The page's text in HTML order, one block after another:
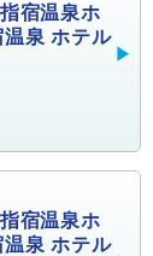
宿温泉ホ
泉 ホテル
宿温泉ホ
泉 ホテル